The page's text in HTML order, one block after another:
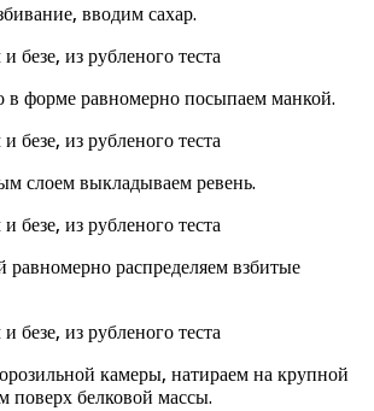
вводим сахар.
в форме равномерно посыпаем манкой.
слоем выкладываем ревень.
равномерно распределяем взбитые
камеры, натираем на крупной
поверх белковой массы.